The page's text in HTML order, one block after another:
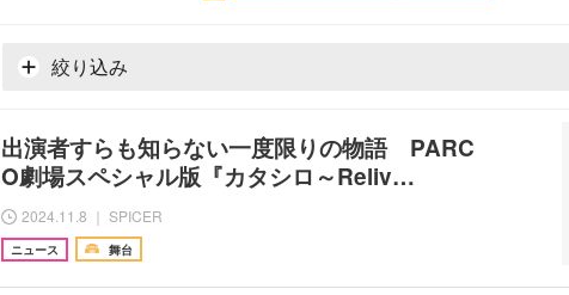
絞り込み
出演者すらも知らない一度限りの物語 PARC
O劇場スペシャル版『カタシロ～Reliv…
2024.11.8 ｜ SPICER
ニュース 舞台